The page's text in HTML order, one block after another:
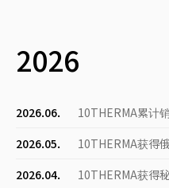
2026
2026.06.
10THERMA累计
2026.05.
10THERMA获得
2026.04.
10THERMA获得